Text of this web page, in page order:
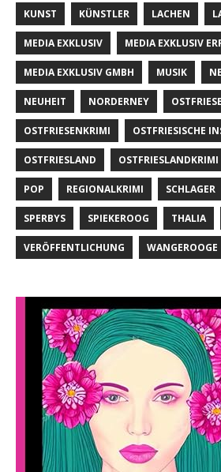
KUNST KÜNSTLER LACHEN
MEDIA EXKLUSIV MEDIA EXKLUSIV
MEDIA EXKLUSIV GMBH MUSIK
NEUHEIT NORDERNEY
OSTFRIESENKRIMI OSTFRIESISCHE
OSTFRIESLAND OSTFRIESLANDKRIMI
POP REGIONALKRIMI SCHLAGER
SPERBYS SPIEKEROOG THALIA
VERÖFFENTLICHUNG WANGEROOGE